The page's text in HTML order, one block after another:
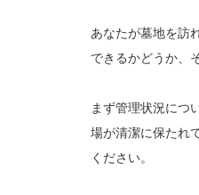
あなたが墓地を訪
できるかどうか、
まず管理状況につ
場が清潔に保たれ
ください。